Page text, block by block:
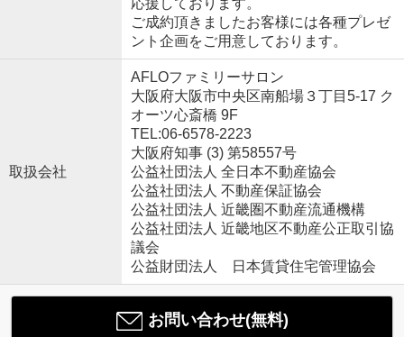
応援しております。
ご成約頂きましたお客様には各種プレゼ
ント企画をご用意しております。
取扱会社
AFLOファミリーサロン
大阪府大阪市中央区南船場３丁目5-17 ク
オーツ心斎橋 9F
TEL:06-6578-2223
大阪府知事 (3) 第58557号
公益社団法人 全日本不動産協会
公益社団法人 不動産保証協会
公益社団法人 近畿圏不動産流通機構
公益社団法人 近畿地区不動産公正取引協
議会
公益財団法人 日本賃貸住宅管理協会
お問い合わせ(無料)